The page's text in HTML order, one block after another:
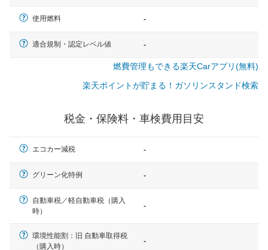
使用燃料 -
適合規制・認定レベル値 -
燃費管理もできる楽天Carアプリ(無料)
楽天ポイントが貯まる！ガソリンスタンド検索
税金・保険料・車検費用目安
エコカー減税 -
グリーン化特例 -
自動車税／軽自動車税（購入
時）
-
環境性能割：旧 自動車取得税
（購入時）
-